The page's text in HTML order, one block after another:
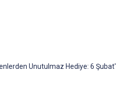
Unutulmaz Hediye: 6